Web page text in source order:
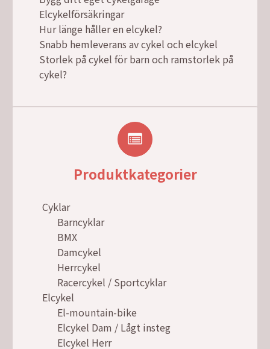
Elcykelförsäkringar
Hur länge håller en elcykel?
Snabb hemleverans av cykel och elcykel
Storlek på cykel för barn och ramstorlek på
cykel?
Produktkategorier
Cyklar
Barncyklar
BMX
Damcykel
Herrcykel
Racercykel / Sportcyklar
Elcykel
El-mountain-bike
Elcykel Dam / Lågt insteg
Elcykel Herr